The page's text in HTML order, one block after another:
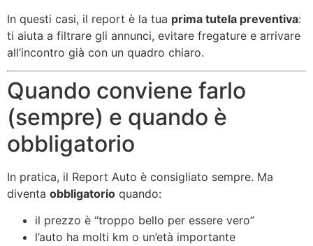
In questi casi, il report è la tua prima tutela preventiva:
ti aiuta a filtrare gli annunci, evitare fregature e arrivare
all’incontro già con un quadro chiaro.
Quando conviene farlo
(sempre) e quando è
obbligatorio
In pratica, il Report Auto è consigliato sempre. Ma
diventa obbligatorio quando:
il prezzo è “troppo bello per essere vero”
l’auto ha molti km o un’età importante